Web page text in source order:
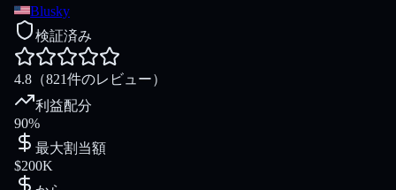
Blusky
検証済み
4.8 （821件のレビュー）
利益配分
90%
最大割当額
$200K